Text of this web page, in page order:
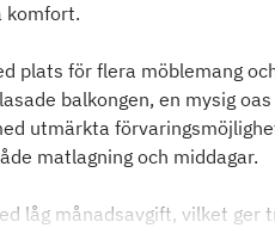
komfort.
plats för flera möblemang
balkongen, en mysig
utmärkta
matlagning och middagar.
låg månadsavgift, vilket ger